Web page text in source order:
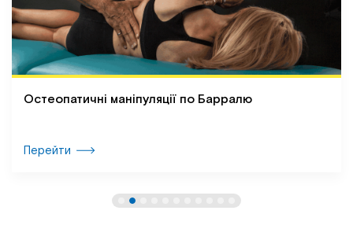
Остеопатичні маніпуляції по Барралю
Перейти